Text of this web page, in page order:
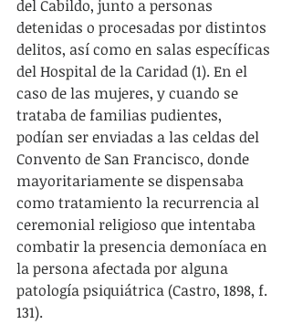
del Cabildo, junto a personas
detenidas o procesadas por distintos
delitos, así como en salas específicas
del Hospital de la Caridad (1). En el
caso de las mujeres, y cuando se
trataba de familias pudientes,
podían ser enviadas a las celdas del
Convento de San Francisco, donde
mayoritariamente se dispensaba
como tratamiento la recurrencia al
ceremonial religioso que intentaba
combatir la presencia demoníaca en
la persona afectada por alguna
patología psiquiátrica (Castro, 1898, f.
131).